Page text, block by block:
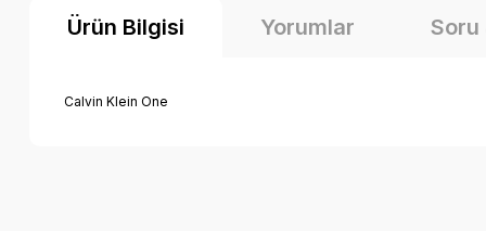
Ürün Bilgisi Yorumlar Soru
Calvin Klein One